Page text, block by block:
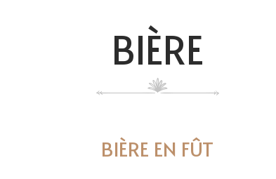
BIÈRE
BIÈRE EN FÛT